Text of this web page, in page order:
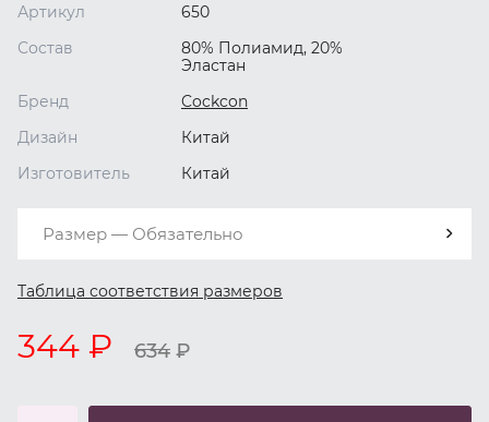
Артикул
650
Состав
80% Полиамид, 20%
Эластан
Бренд
Cockcon
Дизайн
Китай
Изготовитель
Китай
Размер — Обязательно
Таблица соответствия размеров
344 ₽ 634 ₽